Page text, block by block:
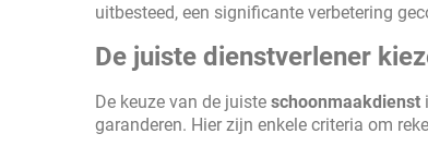
uitbesteed, een significante verbetering
De juiste dienstverlener
De keuze van de juiste schoonmaakdienst
garanderen. Hier zijn enkele criteria om